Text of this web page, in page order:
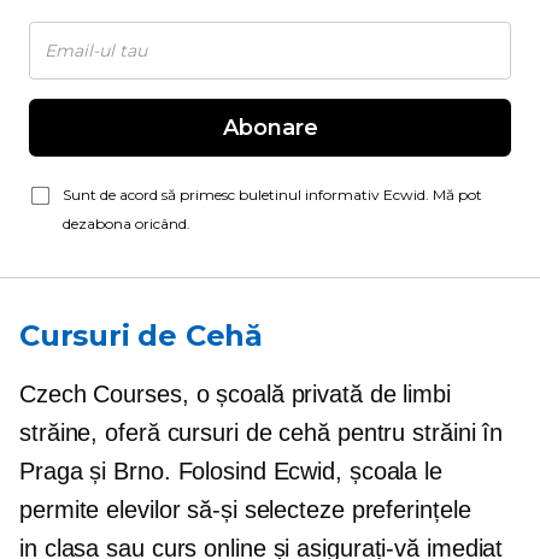
Abonare
Sunt de acord să primesc buletinul informativ Ecwid. Mă pot
dezabona oricând.
Cursuri de Cehă
Czech Courses, o școală privată de limbi
străine, oferă cursuri de cehă pentru străini în
Praga și Brno. Folosind Ecwid, școala le
permite elevilor să-și selecteze preferințele
in clasa sau curs online și asigurați-vă imediat